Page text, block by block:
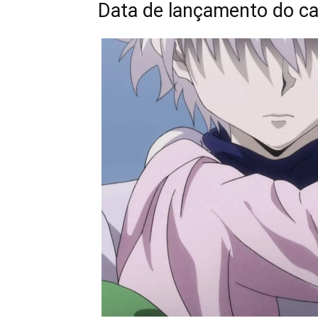
Data de lançamento do